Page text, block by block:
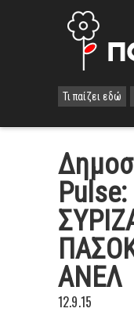
Τι παίζει εδώ
Pulse:
ΑΝΕΛ
12.9.15